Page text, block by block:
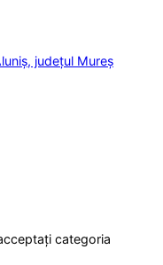
județul Mureș
categoria